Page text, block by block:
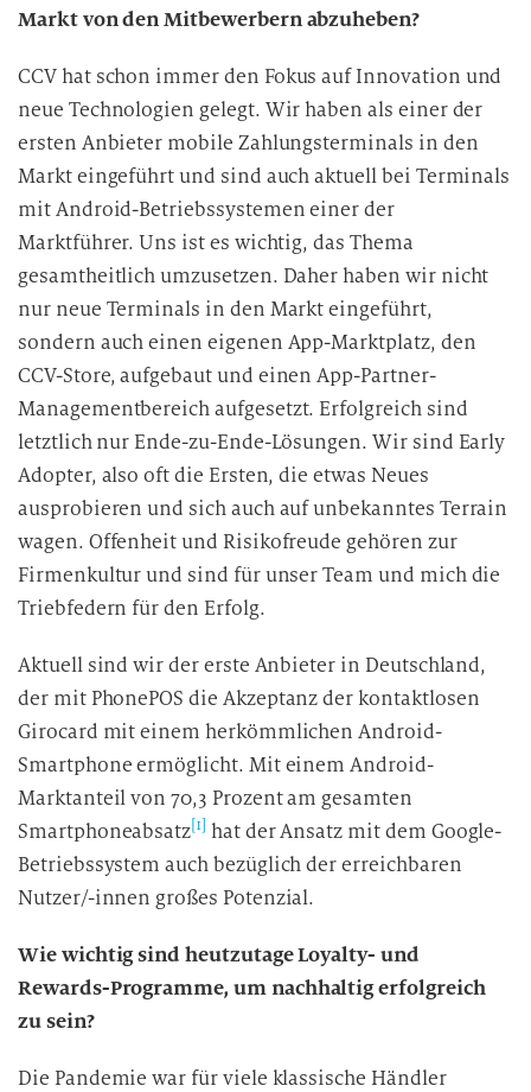
Markt von den Mitbewerbern abzuheben?
CCV hat schon immer den Fokus auf Innovation und
neue Technologien gelegt. Wir haben als einer der
ersten Anbieter mobile Zahlungsterminals in den
Markt eingeführt und sind auch aktuell bei Terminals
mit Android-Betriebssystemen einer der
Marktführer. Uns ist es wichtig, das Thema
gesamtheitlich umzusetzen. Daher haben wir nicht
nur neue Terminals in den Markt eingeführt,
sondern auch einen eigenen App-Marktplatz, den
CCV-Store, aufgebaut und einen App-Partner-
Managementbereich aufgesetzt. Erfolgreich sind
letztlich nur Ende-zu-Ende-Lösungen. Wir sind Early
Adopter, also oft die Ersten, die etwas Neues
ausprobieren und sich auch auf unbekanntes Terrain
wagen. Offenheit und Risikofreude gehören zur
Firmenkultur und sind für unser Team und mich die
Triebfedern für den Erfolg.
Aktuell sind wir der erste Anbieter in Deutschland,
der mit PhonePOS die Akzeptanz der kontaktlosen
Girocard mit einem herkömmlichen Android-
Smartphone ermöglicht. Mit einem Android-
Marktanteil von 70,3 Prozent am gesamten
Smartphoneabsatz[1] hat der Ansatz mit dem Google-
Betriebssystem auch bezüglich der erreichbaren
Nutzer/-innen großes Potenzial.
Wie wichtig sind heutzutage Loyalty- und
Rewards-Programme, um nachhaltig erfolgreich
zu sein?
Die Pandemie war für viele klassische Händler